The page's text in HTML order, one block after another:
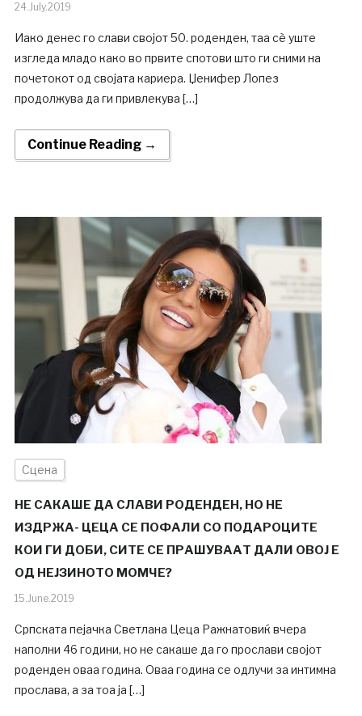
24.July.2019
Иако денес го слави својот 50. роденден, таа сè уште
изгледа младо како во првите спотови што ги сними на
почетокот од својата кариера. Џенифер Лопез
продолжува да ги привлекува […]
Continue Reading →
Сцена
НЕ САКАШЕ ДА СЛАВИ РОДЕНДЕН, НО НЕ
ИЗДРЖА- ЦЕЦА СЕ ПОФАЛИ СО ПОДАРОЦИТЕ
КОИ ГИ ДОБИ, СИТЕ СЕ ПРАШУВААТ ДАЛИ ОВОЈ Е
ОД НЕЈЗИНОТО МОМЧЕ?
15.June.2019
Српската пејачка Светлана Цеца Ражнатовиќ вчера
наполни 46 години, но не сакаше да го прослави својот
роденден оваа година. Оваа година се одлучи за интимна
прослава, а за тоа ја […]